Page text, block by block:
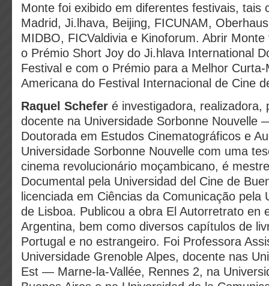
Monte foi exibido em diferentes festivais, tais
Madrid, Ji.lhava, Beijing, FICUNAM,
MIDBO, FICValdivia e Kinoforum. Abrir
o Prémio Short Joy do Ji.hlava International
Festival e com o Prémio para a Melhor
Americana do Festival Internacional de Cine
Raquel Schefer é investigadora, realizadora,
docente na Universidade Sorbonne Nouvelle
Doutorada em Estudos Cinematográficos e
Universidade Sorbonne Nouvelle com uma
cinema revolucionário moçambicano, é
Documental pela Universidad del Cine de
licenciada em Ciências da Comunicação pela
de Lisboa. Publicou a obra El Autorretrato en
Argentina, bem como diversos capítulos de
Portugal e no estrangeiro. Foi Professora
Universidade Grenoble Alpes, docente nas
Est — Marne-la-Vallée, Rennes 2, na